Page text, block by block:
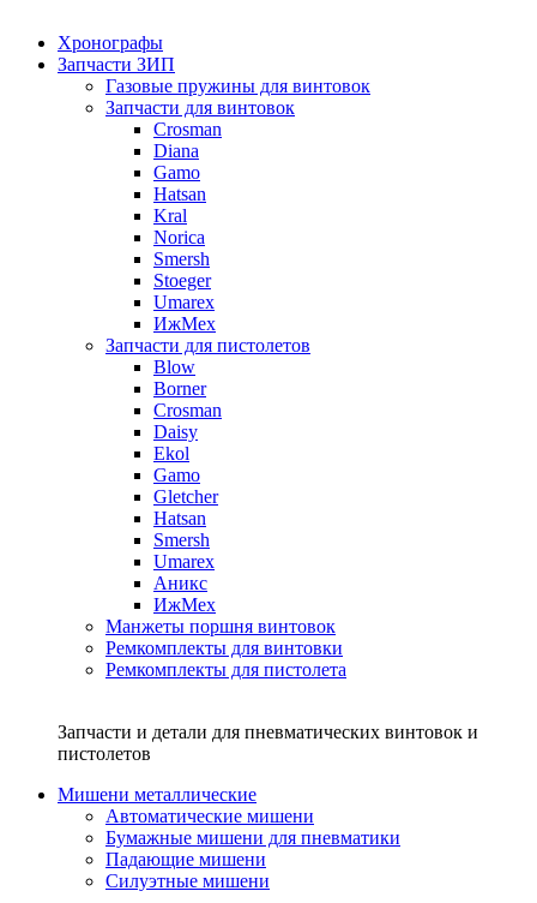
Хронографы
Запчасти ЗИП
Газовые пружины для винтовок
Запчасти для винтовок
Crosman
Diana
Gamo
Hatsan
Kral
Norica
Smersh
Stoeger
Umarex
ИжМех
Запчасти для пистолетов
Blow
Borner
Crosman
Daisy
Ekol
Gamo
Gletcher
Hatsan
Smersh
Umarex
Аникс
ИжМех
Манжеты поршня винтовок
Ремкомплекты для винтовки
Ремкомплекты для пистолета
Запчасти и детали для пневматических винтовок и
пистолетов
Мишени металлические
Автоматические мишени
Бумажные мишени для пневматики
Падающие мишени
Силуэтные мишени